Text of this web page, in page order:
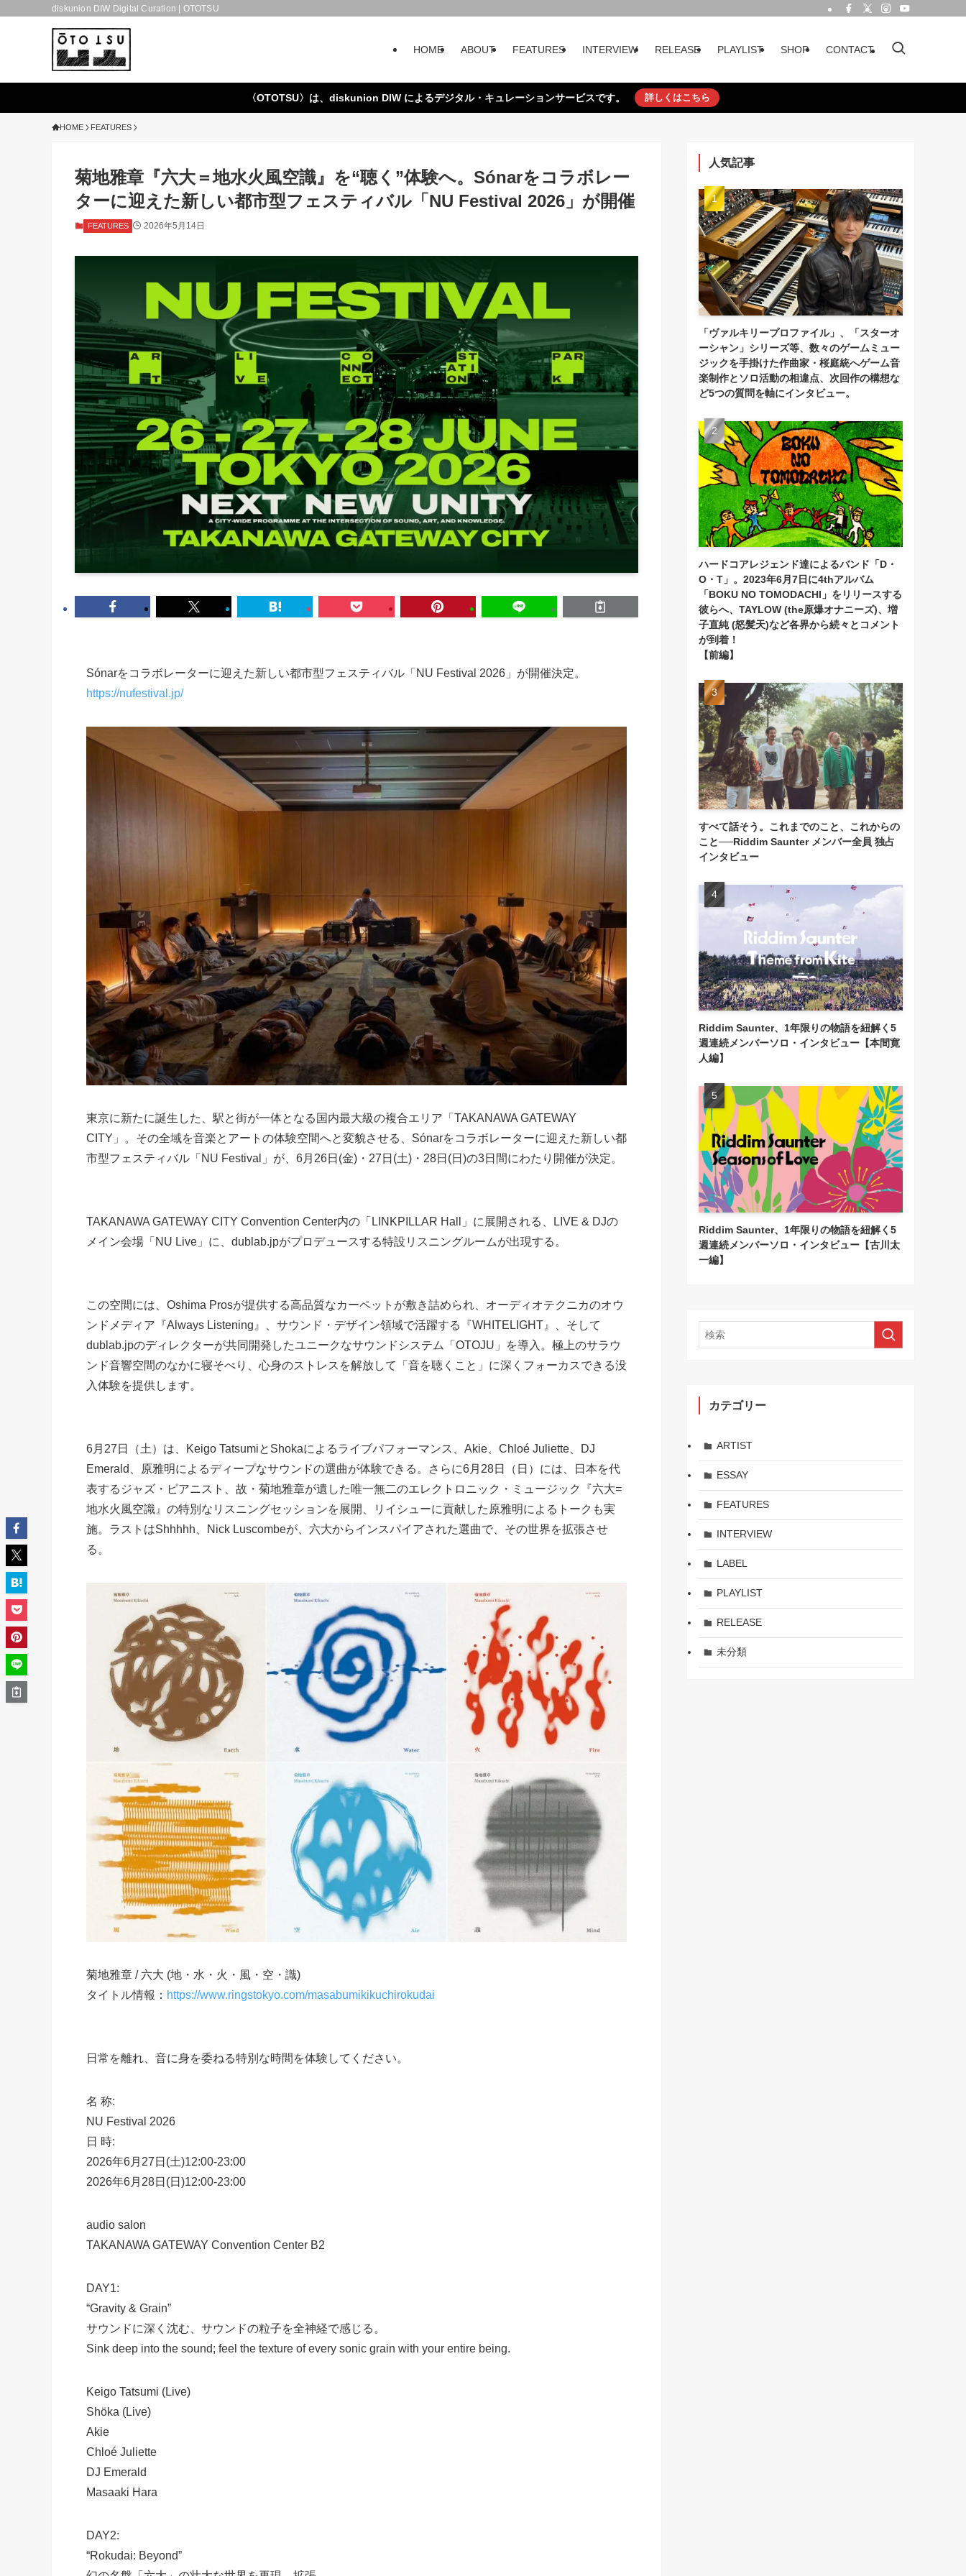
diskunion DIW Digital Curation | OTOTSU
HOME ABOUT FEATURES INTERVIEW RELEASE PLAYLIST SHOP CONTACT
〈OTOTSU〉は、diskunion DIW によるデジタル・キュレーションサービスです。 詳しくはこちら
HOME FEATURES
菊地雅章『六大＝地水火風空識』を“聴く”体験へ。Sónarをコラボレー
ターに迎えた新しい都市型フェスティバル「NU Festival 2026」が開催
FEATURES 2026年5月14日
Sónarをコラボレーターに迎えた新しい都市型フェスティバル「NU Festival 2026」が開催決定。
https://nufestival.jp/
東京に新たに誕生した、駅と街が一体となる国内最大級の複合エリア「TAKANAWA GATEWAY
CITY」。その全域を音楽とアートの体験空間へと変貌させる、Sónarをコラボレーターに迎えた新しい都
市型フェスティバル「NU Festival」が、6月26日(金)・27日(土)・28日(日)の3日間にわたり開催が決定。
TAKANAWA GATEWAY CITY Convention Center内の「LINKPILLAR Hall」に展開される、LIVE & DJの
メイン会場「NU Live」に、dublab.jpがプロデュースする特設リスニングルームが出現する。
この空間には、Oshima Prosが提供する高品質なカーペットが敷き詰められ、オーディオテクニカのオウ
ンドメディア『Always Listening』、サウンド・デザイン領域で活躍する『WHITELIGHT』、そして
dublab.jpのディレクターが共同開発したユニークなサウンドシステム「OTOJU」を導入。極上のサラウ
ンド音響空間のなかに寝そべり、心身のストレスを解放して「音を聴くこと」に深くフォーカスできる没
入体験を提供します。
6⽉27⽇（⼟）は、Keigo TatsumiとShokaによるライブパフォーマンス、Akie、Chloé Juliette、DJ
Emerald、原雅明によるディープなサウンドの選曲が体験できる。さらに6⽉28⽇（⽇）には、日本を代
表するジャズ・ピアニスト、故・菊地雅章が遺した唯一無二のエレクトロニック・ミュージック『六大=
地水火風空識』の特別なリスニングセッションを展開、リイシューに貢献した原雅明によるトークも実
施。ラストはShhhhh、Nick Luscombeが、六大からインスパイアされた選曲で、その世界を拡張させ
る。
菊地雅章 / 六大 (地・水・火・風・空・識)
タイトル情報： https://www.ringstokyo.com/masabumikikuchirokudai
日常を離れ、音に身を委ねる特別な時間を体験してください。
名 称:
NU Festival 2026
日 時:
2026年6月27日(土)12:00-23:00
2026年6月28日(日)12:00-23:00
audio salon
TAKANAWA GATEWAY Convention Center B2
DAY1:
“Gravity & Grain”
サウンドに深く沈む、サウンドの粒子を全神経で感じる。
Sink deep into the sound; feel the texture of every sonic grain with your entire being.
Keigo Tatsumi (Live)
Shöka (Live)
Akie
Chloé Juliette
DJ Emerald
Masaaki Hara
DAY2:
“Rokudai: Beyond”
人気記事
「ヴァルキリープロファイル」、「スターオ
ーシャン」シリーズ等、数々のゲームミュー
ジックを手掛けた作曲家・桜庭統へゲーム音
楽制作とソロ活動の相違点、次回作の構想な
ど5つの質問を軸にインタビュー。
ハードコアレジェンド達によるバンド「D・
O・T」。2023年6月7日に4thアルバム
「BOKU NO TOMODACHI」をリリースする
彼らへ、TAYLOW (the原爆オナニーズ)、増
子直純 (怒髪天)など各界から続々とコメント
が到着！
【前編】
すべて話そう。これまでのこと、これからの
こと──Riddim Saunter メンバー全員 独占
インタビュー
Riddim Saunter、1年限りの物語を紐解く5
週連続メンバーソロ・インタビュー【本間寛
人編】
Riddim Saunter、1年限りの物語を紐解く5
週連続メンバーソロ・インタビュー【古川太
一編】
カテゴリー
ARTIST
ESSAY
FEATURES
INTERVIEW
LABEL
PLAYLIST
RELEASE
未分類